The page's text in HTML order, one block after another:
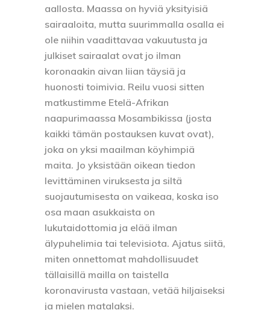
aallosta. Maassa on hyviä yksityisiä
sairaaloita, mutta suurimmalla osalla ei
ole niihin vaadittavaa vakuutusta ja
julkiset sairaalat ovat jo ilman
koronaakin aivan liian täysiä ja
huonosti toimivia. Reilu vuosi sitten
matkustimme Etelä-Afrikan
naapurimaassa Mosambikissa (josta
kaikki tämän postauksen kuvat ovat),
joka on yksi maailman köyhimpiä
maita. Jo yksistään oikean tiedon
levittäminen viruksesta ja siltä
suojautumisesta on vaikeaa, koska iso
osa maan asukkaista on
lukutaidottomia ja elää ilman
älypuhelimia tai televisiota. Ajatus siitä,
miten onnettomat mahdollisuudet
tällaisillä mailla on taistella
koronavirusta vastaan, vetää hiljaiseksi
ja mielen matalaksi.